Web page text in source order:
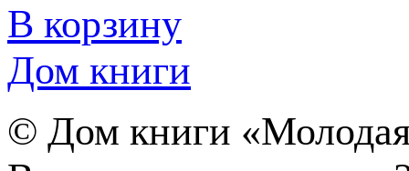
В корзину
Дом книги
© Дом книги